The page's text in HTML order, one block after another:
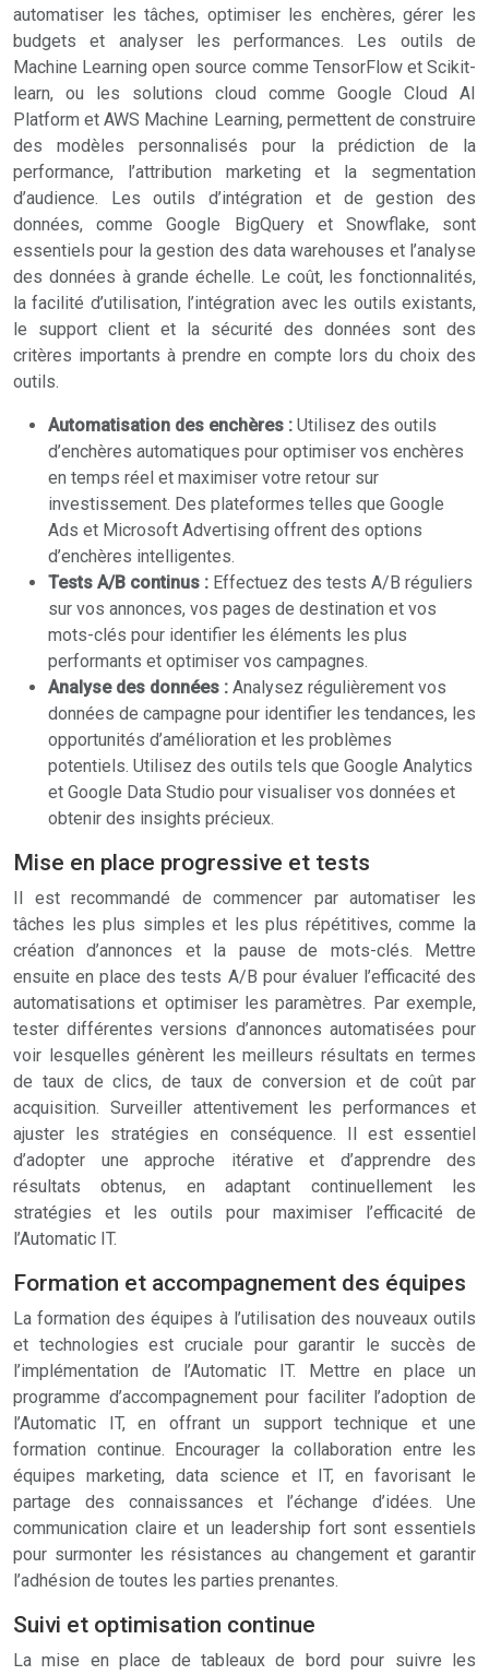
automatiser les tâches, optimiser les enchères, gérer les
budgets et analyser les performances. Les outils de
Machine Learning open source comme TensorFlow et Scikit-
learn, ou les solutions cloud comme Google Cloud AI
Platform et AWS Machine Learning, permettent de construire
des modèles personnalisés pour la prédiction de la
performance, l’attribution marketing et la segmentation
d’audience. Les outils d’intégration et de gestion des
données, comme Google BigQuery et Snowflake, sont
essentiels pour la gestion des data warehouses et l’analyse
des données à grande échelle. Le coût, les fonctionnalités,
la facilité d’utilisation, l’intégration avec les outils existants,
le support client et la sécurité des données sont des
critères importants à prendre en compte lors du choix des
outils.
Automatisation des enchères : Utilisez des outils
d’enchères automatiques pour optimiser vos enchères
en temps réel et maximiser votre retour sur
investissement. Des plateformes telles que Google
Ads et Microsoft Advertising offrent des options
d’enchères intelligentes.
Tests A/B continus : Effectuez des tests A/B réguliers
sur vos annonces, vos pages de destination et vos
mots-clés pour identifier les éléments les plus
performants et optimiser vos campagnes.
Analyse des données : Analysez régulièrement vos
données de campagne pour identifier les tendances, les
opportunités d’amélioration et les problèmes
potentiels. Utilisez des outils tels que Google Analytics
et Google Data Studio pour visualiser vos données et
obtenir des insights précieux.
Mise en place progressive et tests
Il est recommandé de commencer par automatiser les
tâches les plus simples et les plus répétitives, comme la
création d’annonces et la pause de mots-clés. Mettre
ensuite en place des tests A/B pour évaluer l’efficacité des
automatisations et optimiser les paramètres. Par exemple,
tester différentes versions d’annonces automatisées pour
voir lesquelles génèrent les meilleurs résultats en termes
de taux de clics, de taux de conversion et de coût par
acquisition. Surveiller attentivement les performances et
ajuster les stratégies en conséquence. Il est essentiel
d’adopter une approche itérative et d’apprendre des
résultats obtenus, en adaptant continuellement les
stratégies et les outils pour maximiser l’efficacité de
l’Automatic IT.
Formation et accompagnement des équipes
La formation des équipes à l’utilisation des nouveaux outils
et technologies est cruciale pour garantir le succès de
l’implémentation de l’Automatic IT. Mettre en place un
programme d’accompagnement pour faciliter l’adoption de
l’Automatic IT, en offrant un support technique et une
formation continue. Encourager la collaboration entre les
équipes marketing, data science et IT, en favorisant le
partage des connaissances et l’échange d’idées. Une
communication claire et un leadership fort sont essentiels
pour surmonter les résistances au changement et garantir
l’adhésion de toutes les parties prenantes.
Suivi et optimisation continue
La mise en place de tableaux de bord pour suivre les